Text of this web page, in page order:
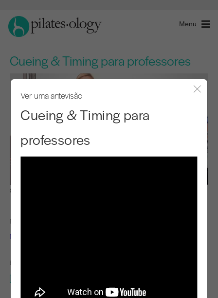
Menu
Cueing & Timing para professores
Ver uma antevisão
Cueing & Timing para
professores
Observar e aprender
PROFESSOR
Molly Niles Renshaw
EQUIPAMENTO NECESSÁRIO